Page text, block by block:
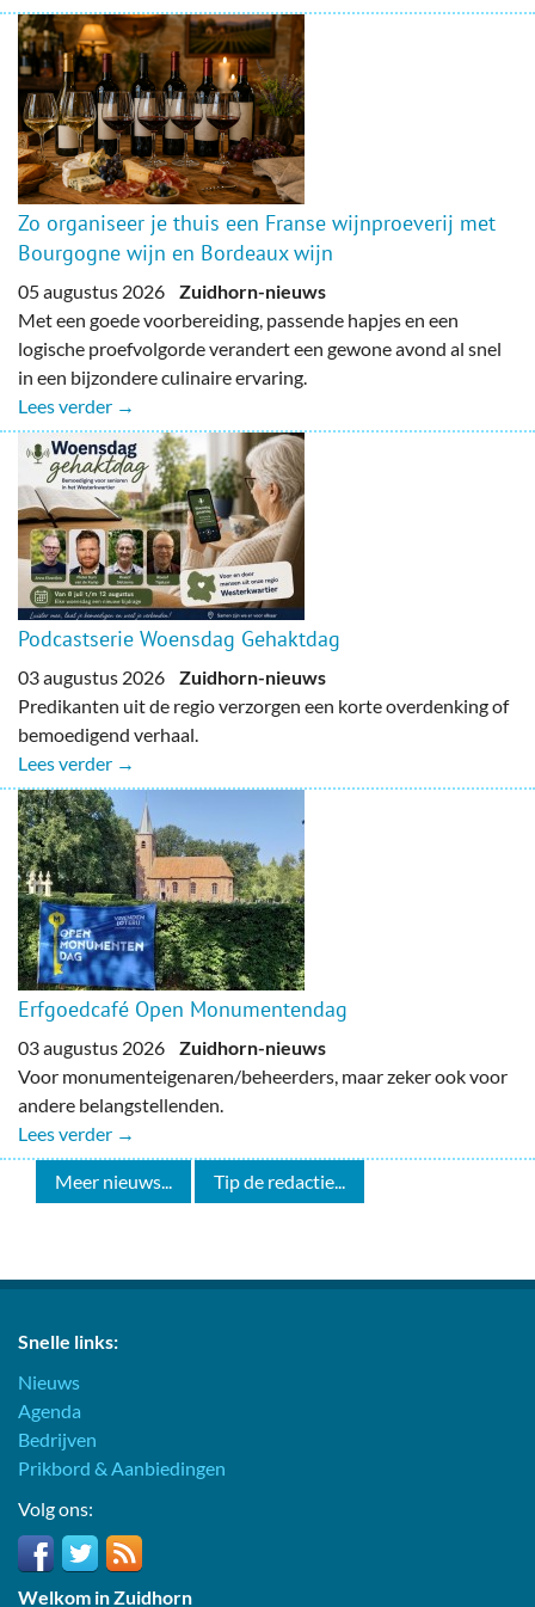
Zo organiseer je thuis een Franse wijnproeverij met
Bourgogne wijn en Bordeaux wijn
05 augustus 2026 Zuidhorn-nieuws
Met een goede voorbereiding, passende hapjes en een
logische proefvolgorde verandert een gewone avond al snel
in een bijzondere culinaire ervaring.
Lees verder →
Podcastserie Woensdag Gehaktdag
03 augustus 2026 Zuidhorn-nieuws
Predikanten uit de regio verzorgen een korte overdenking of
bemoedigend verhaal.
Lees verder →
Erfgoedcafé Open Monumentendag
03 augustus 2026 Zuidhorn-nieuws
Voor monumenteigenaren/beheerders, maar zeker ook voor
andere belangstellenden.
Lees verder →
Meer nieuws... Tip de redactie...
Snelle links:
Nieuws
Agenda
Bedrijven
Prikbord & Aanbiedingen
Volg ons:
Welkom in Zuidhorn